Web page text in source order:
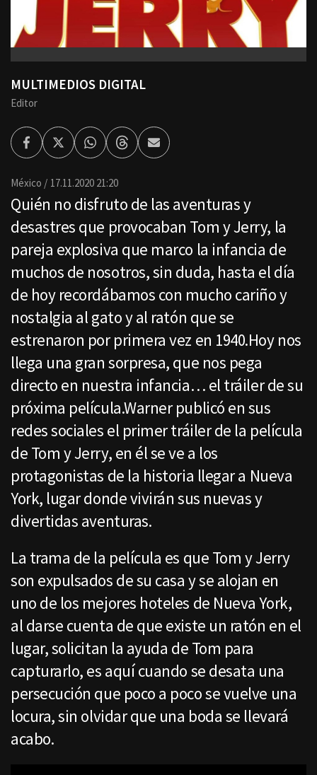
MULTIMEDIOS DIGITAL
Editor
FacebookTwitterWhatsappThreadsEnviar
por
México 17.11.2020 21:20
Quién no disfruto de las aventuras y
desastres que provocaban Tom y Jerry, la
pareja explosiva que marco la infancia de
muchos de nosotros, sin duda, hasta el día
de hoy recordábamos con mucho cariño y
nostalgia al gato y al ratón que se
estrenaron por primera vez en 1940.Hoy nos
llega una gran sorpresa, que nos pega
directo en nuestra infancia… el tráiler de su
próxima película.Warner publicó en sus
redes sociales el primer tráiler de la película
de Tom y Jerry, en él se ve a los
protagonistas de la historia llegar a Nueva
York, lugar donde vivirán sus nuevas y
divertidas aventuras.
La trama de la película es que Tom y Jerry
son expulsados de su casa y se alojan en
uno de los mejores hoteles de Nueva York,
al darse cuenta de que existe un ratón en el
lugar, solicitan la ayuda de Tom para
capturarlo, es aquí cuando se desata una
persecución que poco a poco se vuelve una
locura, sin olvidar que una boda se llevará
acabo.